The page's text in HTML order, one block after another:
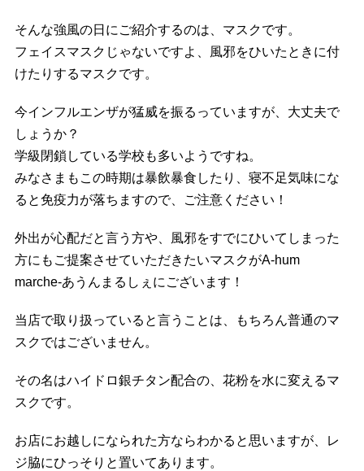
そんな強風の日にご紹介するのは、マスクです。
フェイスマスクじゃないですよ、風邪をひいたときに付
けたりするマスクです。
今インフルエンザが猛威を振るっていますが、大丈夫で
しょうか？
学級閉鎖している学校も多いようですね。
みなさまもこの時期は暴飲暴食したり、寝不足気味にな
ると免疫力が落ちますので、ご注意ください！
外出が心配だと言う方や、風邪をすでにひいてしまった
方にもご提案させていただきたいマスクがA-hum
marche-あうんまるしぇにございます！
当店で取り扱っていると言うことは、もちろん普通のマ
スクではございません。
その名はハイドロ銀チタン配合の、花粉を水に変えるマ
スクです。
お店にお越しになられた方ならわかると思いますが、レ
ジ脇にひっそりと置いてあります。